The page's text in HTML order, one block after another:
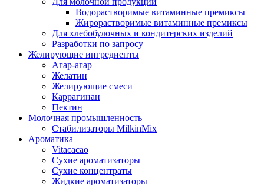
Водорастворимые витаминные премиксы
Жирорастворимые витаминные премиксы
Для хлебобулочных и кондитерских изделий
Разработки по запросу
Желирующие ингредиенты
Агар-агар
Желатин
Желирующие смеси
Каррагинан
Пектин
Молочная промышленность
Стабилизаторы MilkinMix
Ароматика
Vitacacao
Сухие ароматизаторы
Сухие концентраты
Жидкие ароматизаторы